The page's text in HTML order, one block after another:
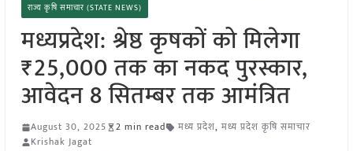
राज्य कृषि समाचार (STATE NEWS)
मध्यप्रदेश: श्रेष्ठ कृषकों को मिलेगा
₹25,000 तक का नकद पुरस्कार,
आवेदन 8 सितम्बर तक आमंत्रित
August 30, 2025 2 min read मध्य प्रदेश, मध्य प्रदेश कृषि समाचार
Krishak Jagat